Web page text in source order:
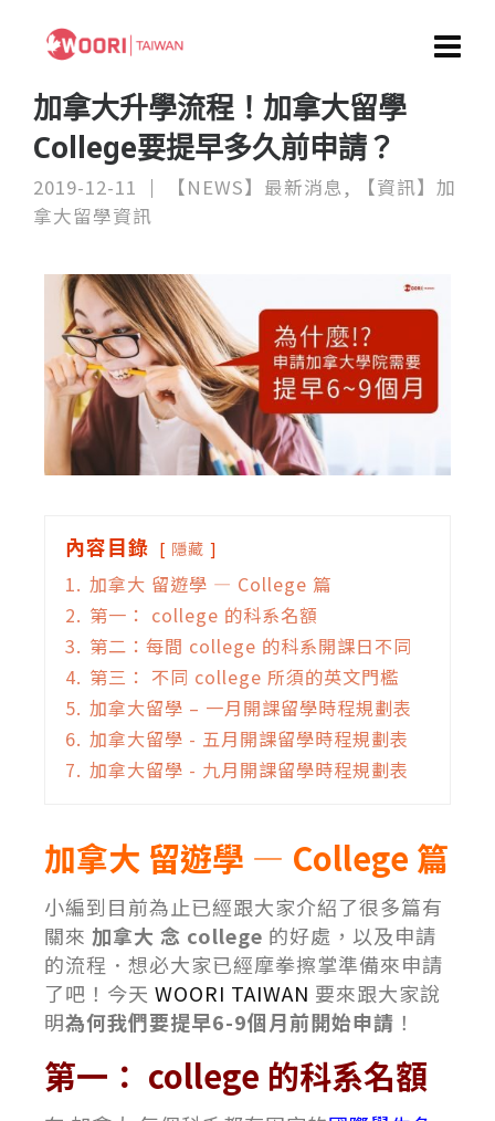
加拿大升學流程！加拿大留學
College要提早多久前申請？
2019-12-11 【NEWS】最新消息,
【資訊】加
拿大留學資訊
內容目錄 隱藏
1. 加拿大 留遊學 — College 篇
2. 第一： college 的科系名額
3. 第二：每間 college 的科系開課日不同
4. 第三： 不同 college 所須的英文門檻
5. 加拿大留學 – 一月開課留學時程規劃表
6. 加拿大留學 - 五月開課留學時程規劃表
7. 加拿大留學 - 九月開課留學時程規劃表
加拿大 留遊學 — College 篇
小編到目前為止已經跟大家介紹了很多篇有
關來 加拿大 念 college 的好處，以及申請
的流程．想必大家已經摩拳擦掌準備來申請
了吧！今天 WOORI TAIWAN 要來跟大家說
明為何我們要提早6-9個月前開始申請 ！
第一： college 的科系名額